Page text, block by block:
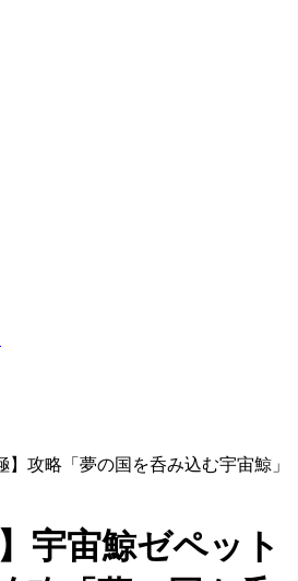
攻略「夢の国を呑み込む宇宙鯨」
宇宙鯨ゼペット